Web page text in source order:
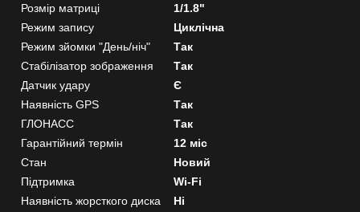
Розмір матриці
1/1.8"
Режим запису
Циклічна
Режим зйомки "День/ніч"
Так
Стабілізатор зображення
Так
Датчик удару
Є
Наявність GPS
Так
ГЛОНАСС
Так
Гарантійний термін
12 міс
Стан
Новий
Підтримка
Wi-Fi
Наявність жорсткого диска
Ні